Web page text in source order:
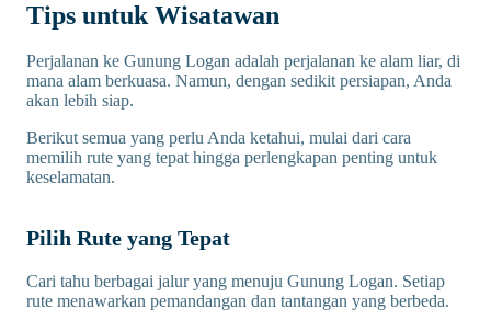
Tips untuk Wisatawan
Perjalanan ke Gunung Logan adalah perjalanan ke alam liar, di
mana alam berkuasa. Namun, dengan sedikit persiapan, Anda
akan lebih siap.
Berikut semua yang perlu Anda ketahui, mulai dari cara
memilih rute yang tepat hingga perlengkapan penting untuk
keselamatan.
Pilih Rute yang Tepat
Cari tahu berbagai jalur yang menuju Gunung Logan. Setiap
rute menawarkan pemandangan dan tantangan yang berbeda.